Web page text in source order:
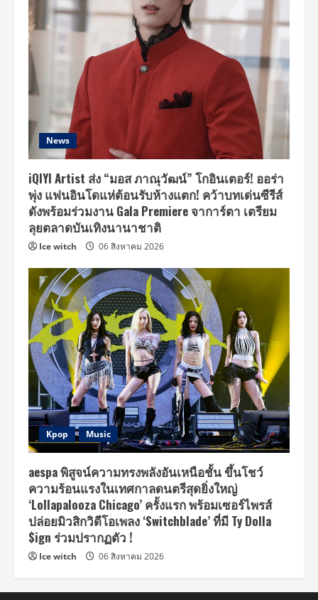
News
iQIYI Artist ส่ง “มอส ภาณุวัฒน์” โกอินเตอร์! ออร่า
พุ่ง แฟนอินโดแห่ต้อนรับห้างแตก! คว้าบทเด่นซีรีส์
ดังพร้อมร่วมงาน Gala Premiere จาการ์ตา เตรียม
ลุยตลาดบันเทิงนานาชาติ
Ice witch 06 สิงหาคม 2026
Kpop Music
aespa พิสูจน์ความทรงพลังอันเหนือชั้น ขึ้นโชว์
ความร้อนแรงในเทศกาลดนตรีสุดยิ่งใหญ่
‘Lollapalooza Chicago’ ครั้งแรก พร้อมเซอร์ไพรส์
ปล่อยมิวสิกวิดีโอเพลง ‘Switchblade’ ที่มี Ty Dolla
$ign ร่วมปรากฏตัว !
Ice witch 06 สิงหาคม 2026